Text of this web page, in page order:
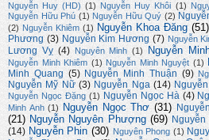
Nguyễn Huy (HD) (1) Nguyễn Huy Khôi (1)
Nguyễn Hữu Phú (1) Nguyễn Hữu Quý (2)
(2) Nguyễn Khiêm (1) Nguyễn Khoa Đăng (51)
Phương (3) Nguyễn Kim Hương (7) Nguyễn
Lương Vỵ (4) Nguyên Minh (1) Nguyễn
Nguyễn Minh Khiêm (1) Nguyễn Minh Nguyệt (1)
Minh Quang (5) Nguyễn Minh Thuận (9)
Nguyễn Mỹ Nữ (3) Nguyễn Nga (14)
Nguyễn Ngọc Đặng (1) Nguyễn Ngọc Hà (4)
Minh Anh (1) Nguyễn Ngọc Thơ (31)
(21) Nguyễn Nguyên Phượng (69) Nguyễn
(14) Nguyễn Phin (30) Nguyên Phong (1)